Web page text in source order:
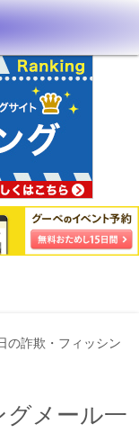
の詐欺・フィッシン
グメール一